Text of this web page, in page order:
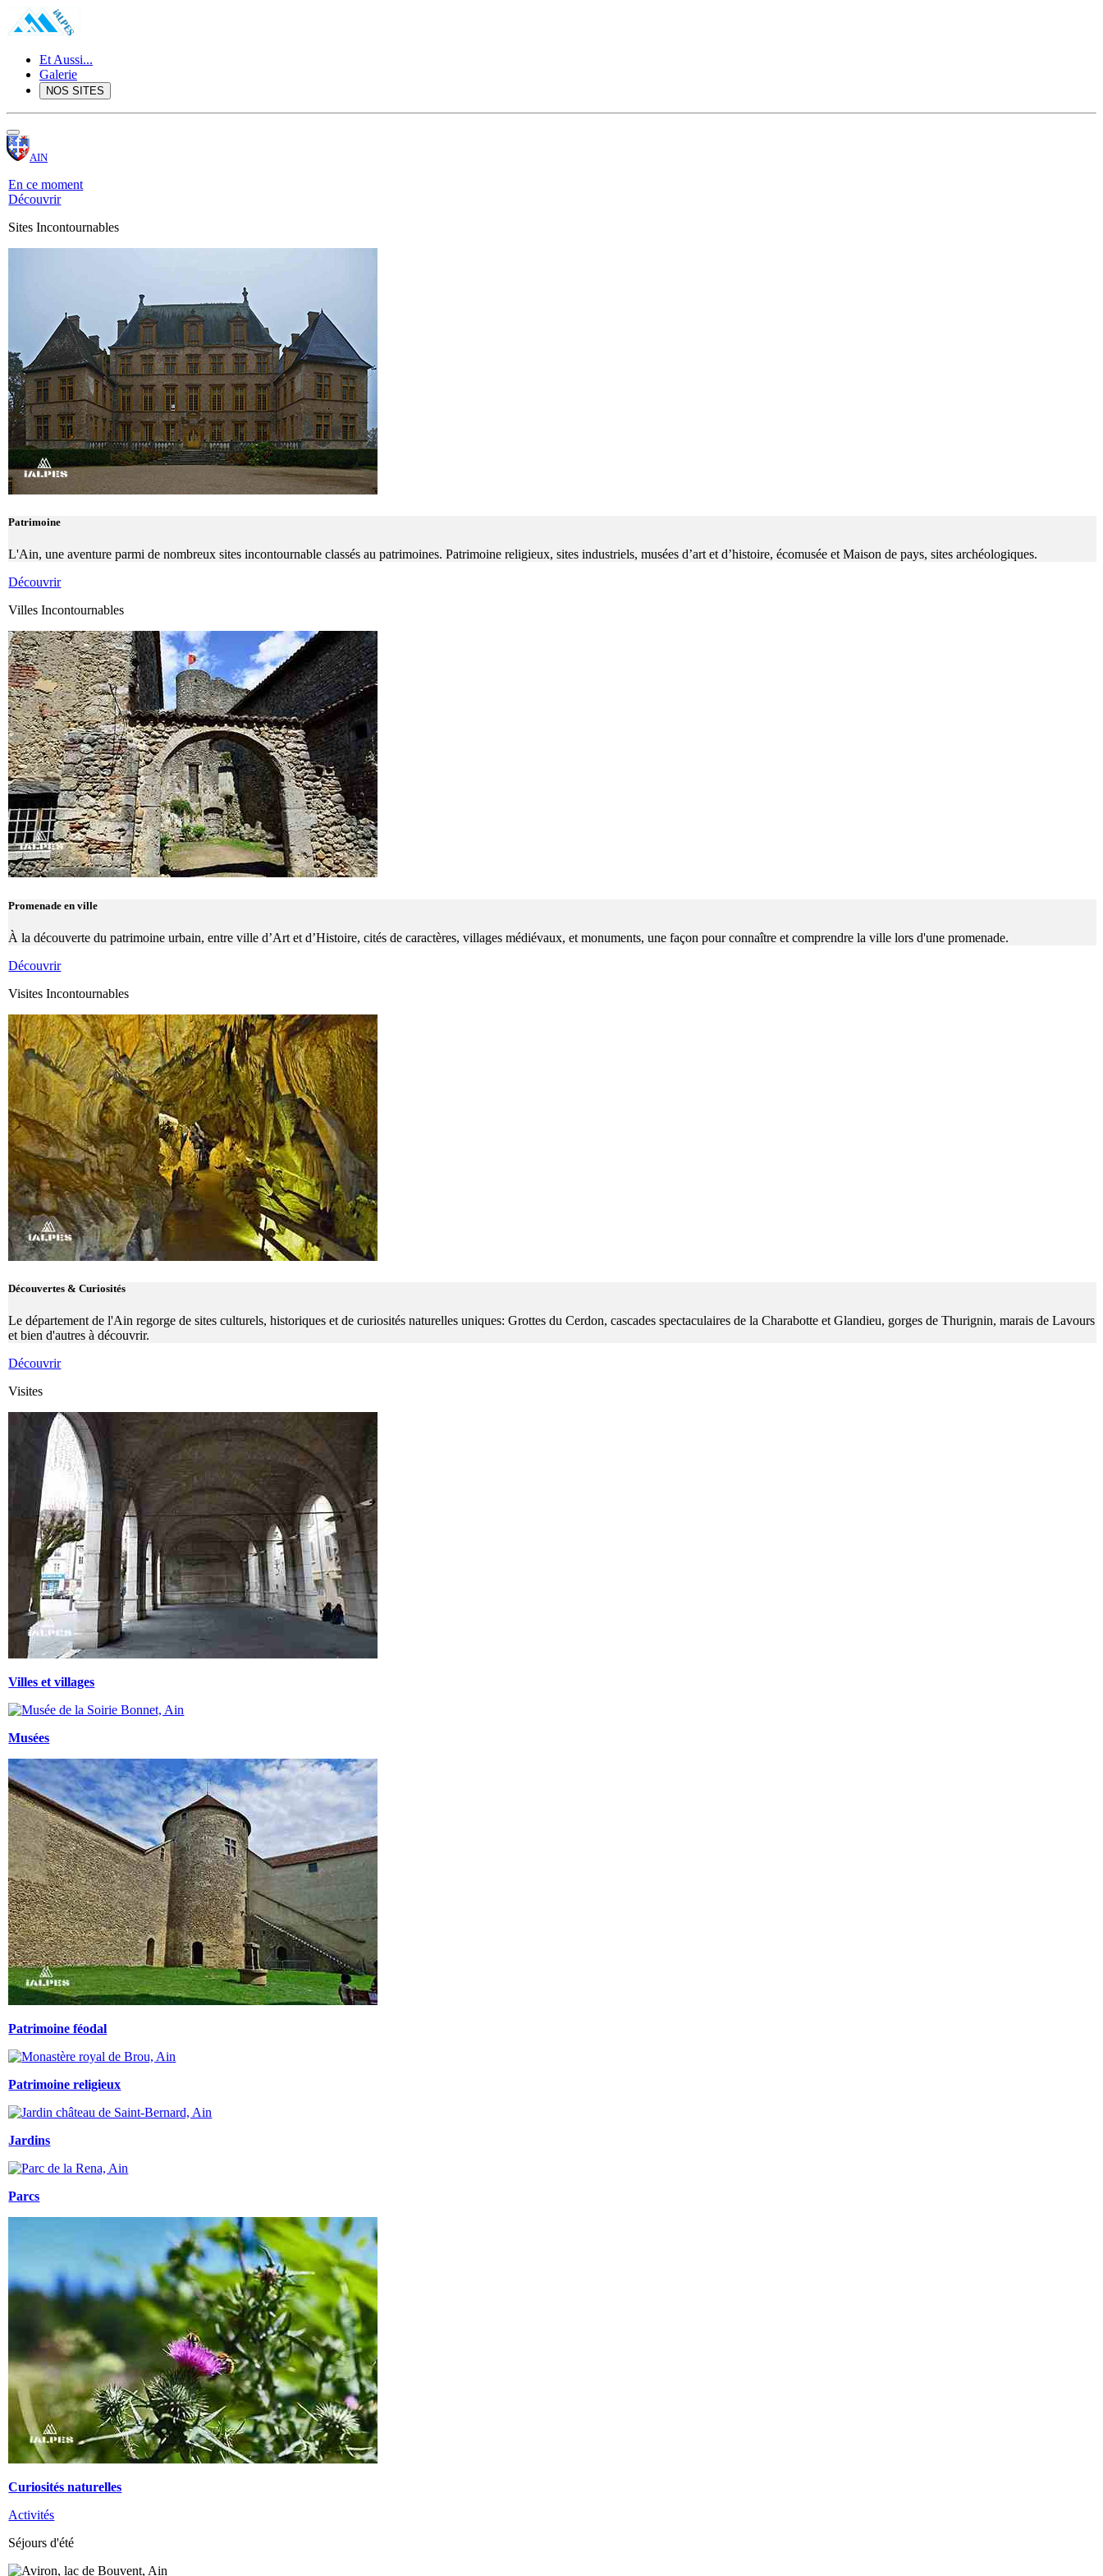
Et Aussi...
Galerie
NOS SITES
AIN
En ce moment
Découvrir
Sites Incontournables
Patrimoine
L'Ain, une aventure parmi de nombreux sites incontournable classés au patrimoines. Patrimoine religieux, sites industriels, musées d’art et d’histoire, écomusée et Maison de pays, sites archéologiques.
Découvrir
Villes Incontournables
Promenade en ville
À la découverte du patrimoine urbain, entre ville d’Art et d’Histoire, cités de caractères, villages médiévaux, et monuments, une façon pour connaître et comprendre la ville lors d'une promenade.
Découvrir
Visites Incontournables
Découvertes & Curiosités
Le département de l'Ain regorge de sites culturels, historiques et de curiosités naturelles uniques: Grottes du Cerdon, cascades spectaculaires de la Charabotte et Glandieu, gorges de Thurignin, marais de Lavours
et bien d'autres à découvrir.
Découvrir
Visites
Villes et villages
Musées
Patrimoine féodal
Patrimoine religieux
Jardins
Parcs
Curiosités naturelles
Activités
Séjours d'été